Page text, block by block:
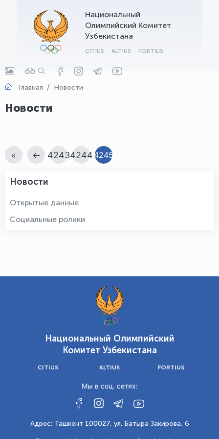
Национальный
Олимпийский Комитет
Узбекистана
CITIUS ALTIUS FORTIUS
Главная Новости
Новости
« ← 42434244 4245
Новости
Открытые данные
Социальные ролики
Национальный Олимпийский
Комитет Узбекистана
CITIUS ALTIUS FORTIUS
Мы в соц. сетях:
Адрес: Ташкент 100027, ул. Батыра Закирова, 6
OLYMPCHIK AI - yordamchi
Онлайн · olympic.uz